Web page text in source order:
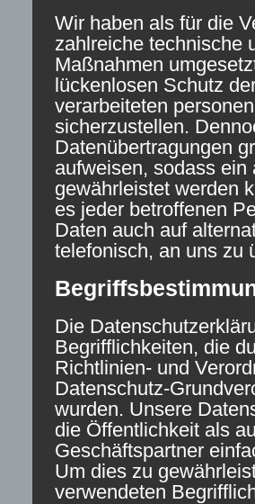
Wir haben als für die
zahlreiche technische
Maßnahmen
lückenlosen Schutz
verarbeiteten
sicherzustellen.
Datenübertragungen
aufweisen, sodass
gewährleistet werden
es jeder betroffenen
Daten auch auf
telefonisch, an uns zu
Die
Begrifflichkeiten, die
Richtlinien- und
Datenschutz-
wurden. Unsere
die Öffentlichkeit als
Geschäftspartner
Um dies zu
verwendeten